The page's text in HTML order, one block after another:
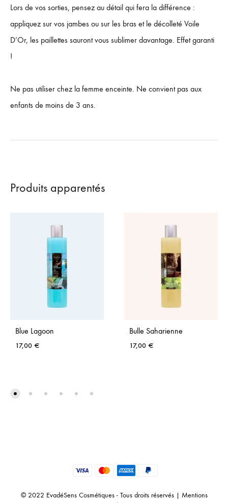
Lors de vos sorties, pensez au détail qui fera la différence :
appliquez sur vos jambes ou sur les bras et le décolleté Voile
D’Or, les paillettes sauront vous sublimer davantage. Effet garanti
!
Ne pas utiliser chez la femme enceinte. Ne convient pas aux
enfants de moins de 3 ans.
Produits apparentés
Blue Lagoon
17,00 €
Bulle Saharienne
17,00 €
© 2022 EvadéSens Cosmétiques - Tous droits réservés | Mentions